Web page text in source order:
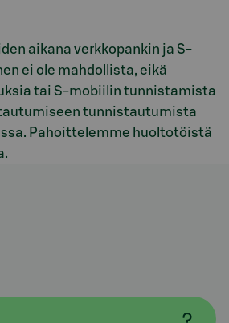
aikana verkkopankin ja S-
ei ole mahdollista, eikä
tai S-mobiilin tunnistamista
tunnistautumista
Pahoittelemme huoltotöistä